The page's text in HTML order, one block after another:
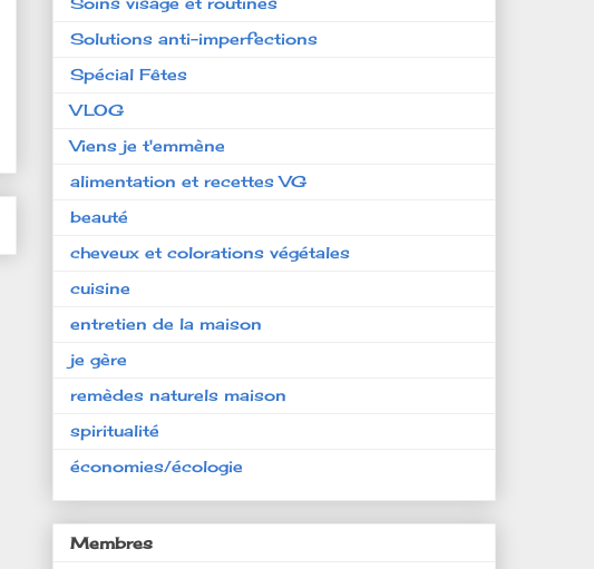
Solutions anti-imperfections
Spécial Fêtes
VLOG
Viens je t'emmène
alimentation et recettes VG
beauté
cheveux et colorations végétales
cuisine
entretien de la maison
je gère
remèdes naturels maison
spiritualité
économies/écologie
Membres